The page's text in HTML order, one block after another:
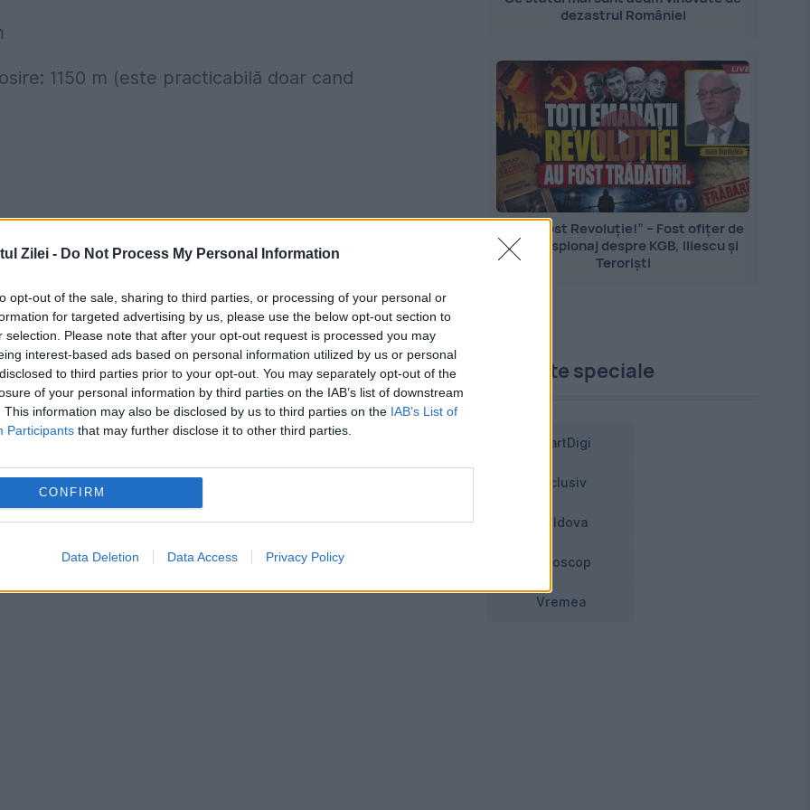
Zilei - Do Not Process My Personal Information
opt-out of the sale, sharing to third parties, or processing of your personal or
for targeted advertising by us, please use the below opt-out section to
selection. Please note that after your opt-out request is processed you may
interest-based ads based on personal information utilized by us or personal
to third parties prior to your opt-out. You may separately opt-out of the
of your personal information by third parties on the IAB’s list of downstream
This information may also be disclosed by us to third parties on the IAB’s List of
Participants that may further disclose it to other third parties.
CONFIRM
Data Deletion Data Access Privacy Policy
1150 m (este practicabilă doar cand
1520 m
1520 m
800 m (odată cu dezăpezirea drumului se
dezastrul României
„Nu a fost Revoluție!” – Fost ofițer de
contraspionaj despre KGB, Iliescu și
Teroriști
Proiecte speciale
SmartDigi
Exclusiv
Moldova
Horoscop
Vremea